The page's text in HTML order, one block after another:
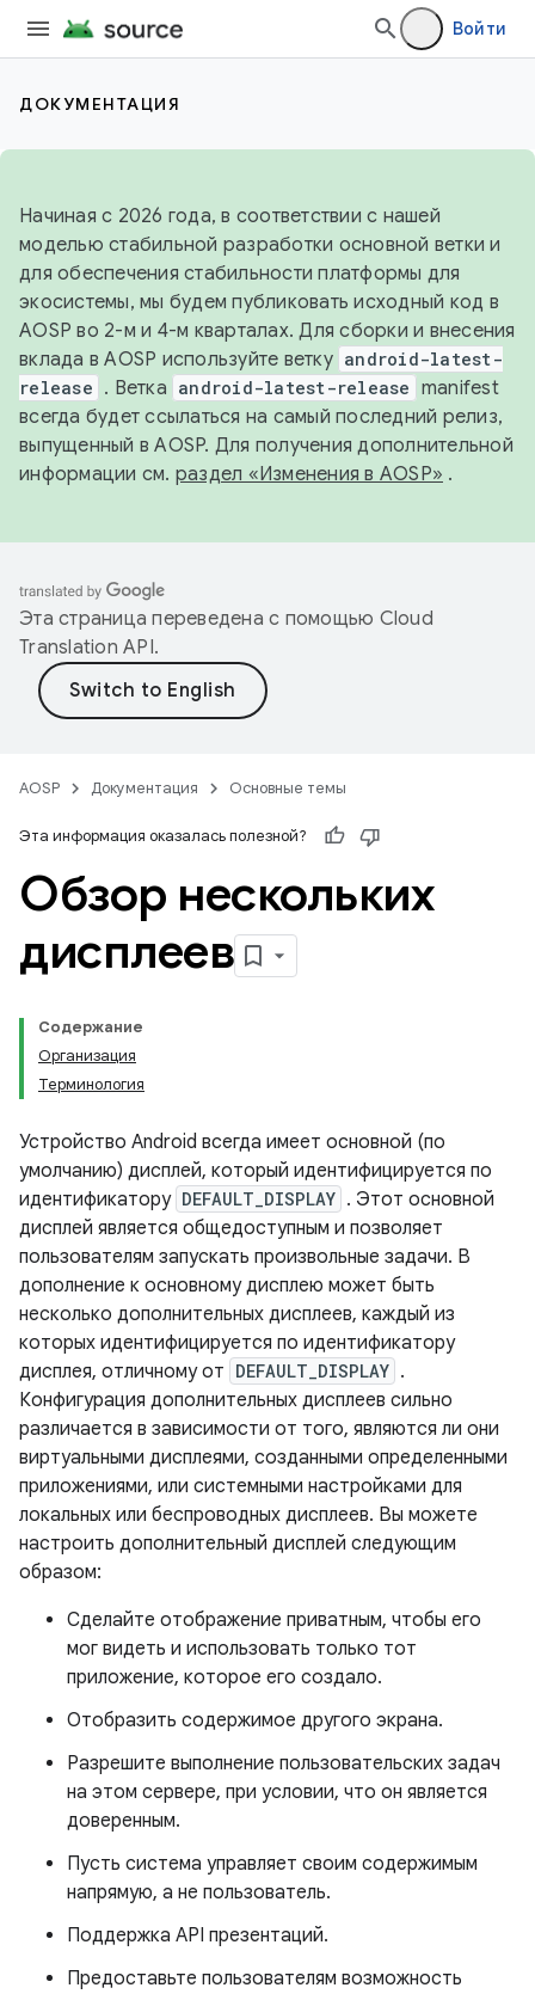
Войти
ДОКУМЕНТАЦИЯ
Начиная с 2026 года, в соответствии с нашей
моделью стабильной разработки основной ветки и
для обеспечения стабильности платформы для
экосистемы, мы будем публиковать исходный код в
AOSP во 2-м и 4-м кварталах. Для сборки и внесения
вклада в AOSP используйте ветку android-latest-
release . Ветка android-latest-release manifest
всегда будет ссылаться на самый последний релиз,
выпущенный в AOSP. Для получения дополнительной
информации см. раздел «Изменения в AOSP» .
Эта страница переведена с помощью Cloud
Translation API.
AOSP Документация Основные темы
Эта информация оказалась полезной?
Обзор нескольких
дисплеев
Содержание
Организация
Терминология
Устройство Android всегда имеет основной (по
умолчанию) дисплей, который идентифицируется по
идентификатору DEFAULT_DISPLAY . Этот основной
дисплей является общедоступным и позволяет
пользователям запускать произвольные задачи. В
дополнение к основному дисплею может быть
несколько дополнительных дисплеев, каждый из
которых идентифицируется по идентификатору
дисплея, отличному от DEFAULT_DISPLAY .
Конфигурация дополнительных дисплеев сильно
различается в зависимости от того, являются ли они
виртуальными дисплеями, созданными определенными
приложениями, или системными настройками для
локальных или беспроводных дисплеев. Вы можете
настроить дополнительный дисплей следующим
образом:
Сделайте отображение приватным, чтобы его
мог видеть и использовать только тот
приложение, которое его создало.
Отобразить содержимое другого экрана.
Разрешите выполнение пользовательских задач
на этом сервере, при условии, что он является
доверенным.
Пусть система управляет своим содержимым
напрямую, а не пользователь.
Поддержка API презентаций.
Предоставьте пользователям возможность